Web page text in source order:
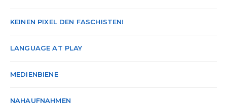
KEINEN PIXEL DEN FASCHISTEN!
LANGUAGE AT PLAY
MEDIENBIENE
NAHAUFNAHMEN